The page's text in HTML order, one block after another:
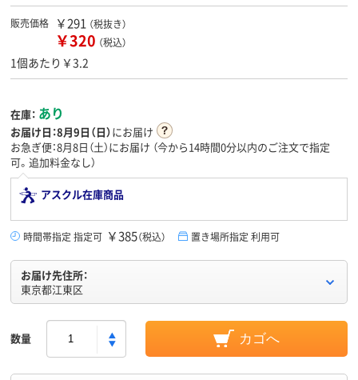
販売価格 ￥291 （税抜き）
￥320 （税込）
1個あたり￥3.2
在庫： あり
お届け日：8月9日（日）にお届け
お急ぎ便：8月8日（土）にお届け （今から14時間0分以内のご注文で指定
可。追加料金なし）
アスクル在庫商品
時間帯指定 指定可 ￥385（税込） 置き場所指定 利用可
お届け先住所：
東京都江東区
数量 カゴへ